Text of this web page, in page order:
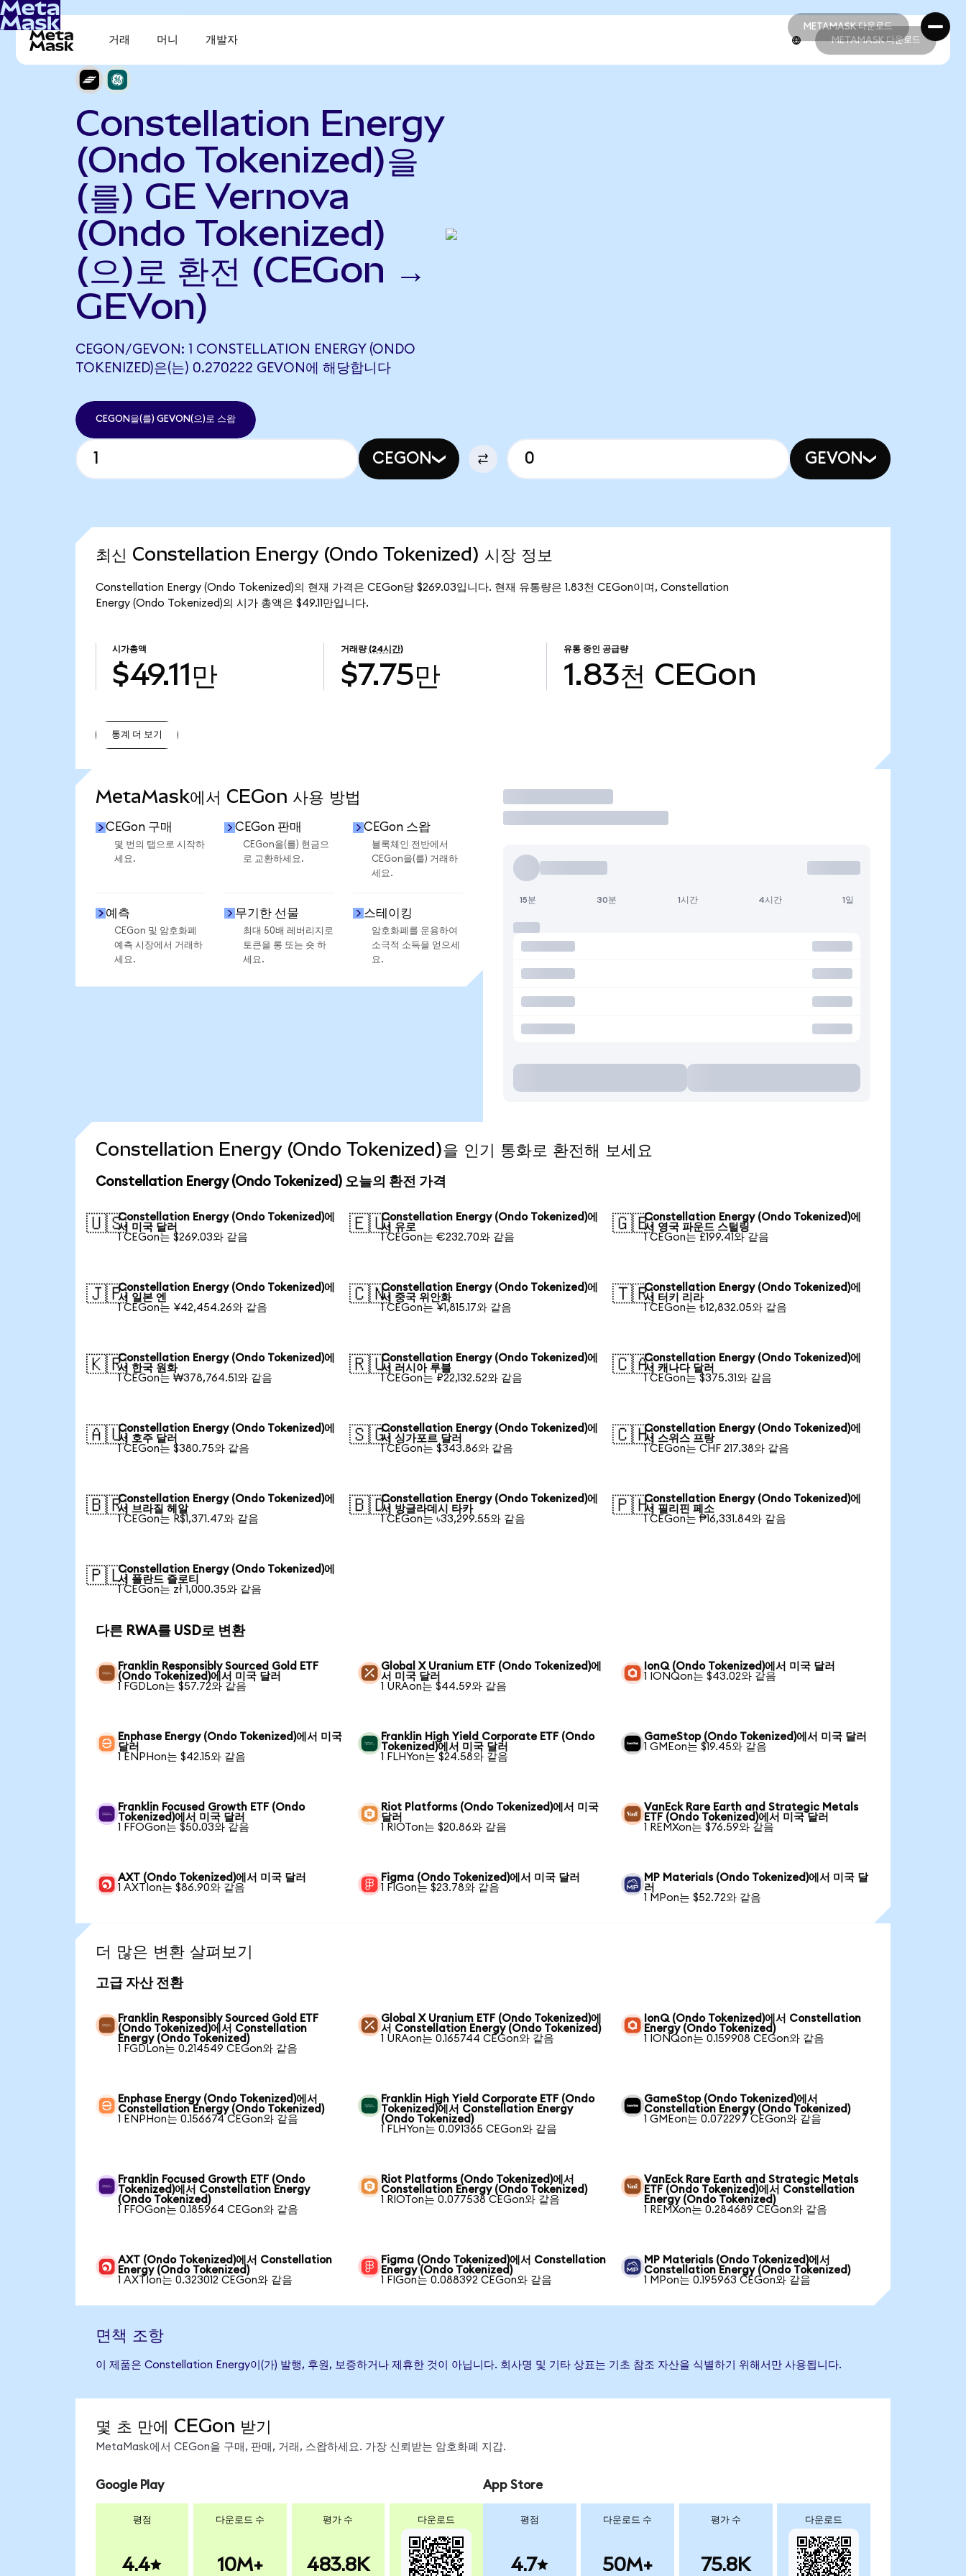
METAMASK 다운로드
METAMASK 다운로드
거래 머니 개발자 METAMASK 다운로드
Constellation Energy
(Ondo Tokenized)을
(를) GE Vernova
(Ondo Tokenized)
(으)로 환전 (CEGon →
GEVon)
CEGON/GEVON: 1 CONSTELLATION ENERGY (ONDO
TOKENIZED)은(는) 0.270222 GEVON에 해당합니다
CEGON을(를) GEVON(으)로 스왑
CEGON GEVON
최신 Constellation Energy (Ondo Tokenized) 시장 정보
Constellation Energy (Ondo Tokenized)의 현재 가격은 CEGon당 $269.03입니다. 현재 유통량은 1.83천 CEGon이며, Constellation
Energy (Ondo Tokenized)의 시가 총액은 $49.11만입니다.
시가총액
$49.11만
거래량 (24시간)
$7.75만
유통 중인 공급량
1.83천 CEGon
통계 더 보기
MetaMask에서 CEGon 사용 방법
CEGon 구매
몇 번의 탭으로 시작하
세요.
CEGon 판매
CEGon을(를) 현금으
로 교환하세요.
CEGon 스왑
블록체인 전반에서
CEGon을(를) 거래하
세요.
예측
CEGon 및 암호화폐
예측 시장에서 거래하
세요.
무기한 선물
최대 50배 레버리지로
토큰을 롱 또는 숏 하
세요.
스테이킹
암호화폐를 운용하여
소극적 소득을 얻으세
요.
거래
15분 30분 1시간 4시간 1일
Constellation Energy (Ondo Tokenized)을 인기 통화로 환전해 보세요
Constellation Energy (Ondo Tokenized) 오늘의 환전 가격
🇺🇸Constellation Energy (Ondo Tokenized)에
서 미국 달러
1 CEGon는 $269.03와 같음
🇪🇺Constellation Energy (Ondo Tokenized)에
서 유로
1 CEGon는 €232.70와 같음
🇬🇧Constellation Energy (Ondo Tokenized)에
서 영국 파운드 스털링
1 CEGon는 £199.41와 같음
🇯🇵Constellation Energy (Ondo Tokenized)에
서 일본 엔
1 CEGon는 ¥42,454.26와 같음
🇨🇳Constellation Energy (Ondo Tokenized)에
서 중국 위안화
1 CEGon는 ¥1,815.17와 같음
🇹🇷Constellation Energy (Ondo Tokenized)에
서 터키 리라
1 CEGon는 ₺12,832.05와 같음
🇰🇷Constellation Energy (Ondo Tokenized)에
서 한국 원화
1 CEGon는 ₩378,764.51와 같음
🇷🇺Constellation Energy (Ondo Tokenized)에
서 러시아 루블
1 CEGon는 ₽22,132.52와 같음
🇨🇦Constellation Energy (Ondo Tokenized)에
서 캐나다 달러
1 CEGon는 $375.31와 같음
🇦🇺Constellation Energy (Ondo Tokenized)에
서 호주 달러
1 CEGon는 $380.75와 같음
🇸🇬Constellation Energy (Ondo Tokenized)에
서 싱가포르 달러
1 CEGon는 $343.86와 같음
🇨🇭Constellation Energy (Ondo Tokenized)에
서 스위스 프랑
1 CEGon는 CHF 217.38와 같음
🇧🇷Constellation Energy (Ondo Tokenized)에
서 브라질 헤알
1 CEGon는 R$1,371.47와 같음
🇧🇩Constellation Energy (Ondo Tokenized)에
서 방글라데시 타카
1 CEGon는 ৳33,299.55와 같음
🇵🇭Constellation Energy (Ondo Tokenized)에
서 필리핀 페소
1 CEGon는 ₱16,331.84와 같음
🇵🇱Constellation Energy (Ondo Tokenized)에
서 폴란드 즐로티
1 CEGon는 zł 1,000.35와 같음
다른 RWA를 USD로 변환
Franklin Responsibly Sourced Gold ETF
(Ondo Tokenized)에서 미국 달러
1 FGDLon는 $57.72와 같음
Global X Uranium ETF (Ondo Tokenized)에
서 미국 달러
1 URAon는 $44.59와 같음
IonQ (Ondo Tokenized)에서 미국 달러
1 IONQon는 $43.02와 같음
Enphase Energy (Ondo Tokenized)에서 미국
달러
1 ENPHon는 $42.15와 같음
Franklin High Yield Corporate ETF (Ondo
Tokenized)에서 미국 달러
1 FLHYon는 $24.58와 같음
GameStop (Ondo Tokenized)에서 미국 달러
1 GMEon는 $19.45와 같음
Franklin Focused Growth ETF (Ondo
Tokenized)에서 미국 달러
1 FFOGon는 $50.03와 같음
Riot Platforms (Ondo Tokenized)에서 미국
달러
1 RIOTon는 $20.86와 같음
VanEck Rare Earth and Strategic Metals
ETF (Ondo Tokenized)에서 미국 달러
1 REMXon는 $76.59와 같음
AXT (Ondo Tokenized)에서 미국 달러
1 AXTIon는 $86.90와 같음
Figma (Ondo Tokenized)에서 미국 달러
1 FIGon는 $23.78와 같음
MP Materials (Ondo Tokenized)에서 미국 달
러
1 MPon는 $52.72와 같음
더 많은 변환 살펴보기
고급 자산 전환
Franklin Responsibly Sourced Gold ETF
(Ondo Tokenized)에서 Constellation
Energy (Ondo Tokenized)
1 FGDLon는 0.214549 CEGon와 같음
Global X Uranium ETF (Ondo Tokenized)에
서 Constellation Energy (Ondo Tokenized)
1 URAon는 0.165744 CEGon와 같음
IonQ (Ondo Tokenized)에서 Constellation
Energy (Ondo Tokenized)
1 IONQon는 0.159908 CEGon와 같음
Enphase Energy (Ondo Tokenized)에서
Constellation Energy (Ondo Tokenized)
1 ENPHon는 0.156674 CEGon와 같음
Franklin High Yield Corporate ETF (Ondo
Tokenized)에서 Constellation Energy
(Ondo Tokenized)
1 FLHYon는 0.091365 CEGon와 같음
GameStop (Ondo Tokenized)에서
Constellation Energy (Ondo Tokenized)
1 GMEon는 0.072297 CEGon와 같음
Franklin Focused Growth ETF (Ondo
Tokenized)에서 Constellation Energy
(Ondo Tokenized)
1 FFOGon는 0.185964 CEGon와 같음
Riot Platforms (Ondo Tokenized)에서
Constellation Energy (Ondo Tokenized)
1 RIOTon는 0.077538 CEGon와 같음
VanEck Rare Earth and Strategic Metals
ETF (Ondo Tokenized)에서 Constellation
Energy (Ondo Tokenized)
1 REMXon는 0.284689 CEGon와 같음
AXT (Ondo Tokenized)에서 Constellation
Energy (Ondo Tokenized)
1 AXTIon는 0.323012 CEGon와 같음
Figma (Ondo Tokenized)에서 Constellation
Energy (Ondo Tokenized)
1 FIGon는 0.088392 CEGon와 같음
MP Materials (Ondo Tokenized)에서
Constellation Energy (Ondo Tokenized)
1 MPon는 0.195963 CEGon와 같음
면책 조항
이 제품은 Constellation Energy이(가) 발행, 후원, 보증하거나 제휴한 것이 아닙니다. 회사명 및 기타 상표는 기초 참조 자산을 식별하기 위해서만 사용됩니다.
몇 초 만에 CEGon 받기
MetaMask에서 CEGon을 구매, 판매, 거래, 스왑하세요. 가장 신뢰받는 암호화폐 지갑.
Google Play
평점
4.4
다운로드 수
10M+
평가 수
483.8K
다운로드
App Store
평점
4.7
다운로드 수
50M+
평가 수
75.8K
다운로드